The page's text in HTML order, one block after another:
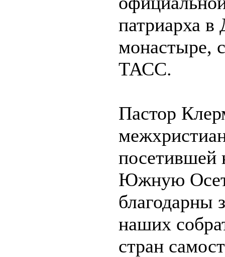
патриарха
монастыре,
ТАСС.
Пастор
посетившей
Южную
благодарны
наших
стран